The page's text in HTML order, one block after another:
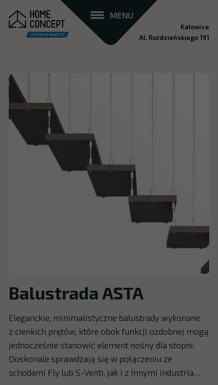
MENU
Katowice
Al. Roździeńskiego 191
Balustrada ASTA
Eleganckie, minimalistyczne balustrady wykonane
z cienkich prętów, które obok funkcji ozdobnej mogą
jednocześnie stanowić element nośny dla stopni.
Doskonale sprawdzają się w połączeniu ze
schodami Fly lub S-Venti, jak i z innymi industria…